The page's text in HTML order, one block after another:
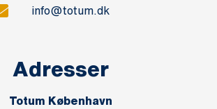
info@totum.dk
Adresser
Totum København